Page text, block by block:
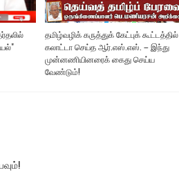
தமிழ்வழிக் கருத்துக் கேட்புக் கூட்டத்தில்
கலாட்டா செய்த ஆர்.எஸ்.எஸ். – இந்து
முன்னணியினரைக் கைது செய்ய
வேண்டும்!